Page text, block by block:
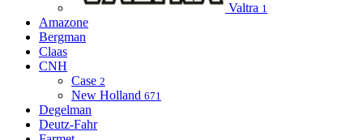
Valtra 1
Amazone
Bergman
Claas
CNH
Case 2
New Holland 671
Degelman
Deutz-Fahr